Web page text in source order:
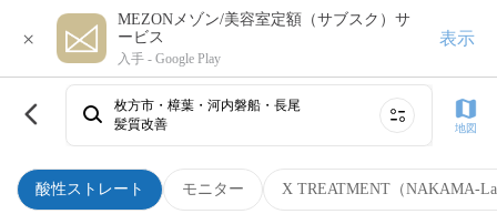
×
MEZONメゾン/美容室定額（サブスク）サ
ービス
入手 - Google Play
表示
酸性ストレート モニター X TREATMENT（NAKAMA-
枚方市・樟葉・河内磐船・長尾
髪質改善
地図